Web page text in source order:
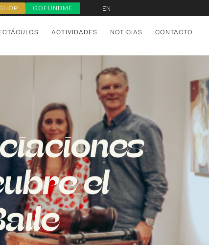
GOFUNDME EN
ACTIVIDADES NOTICIAS CONTACTO
el